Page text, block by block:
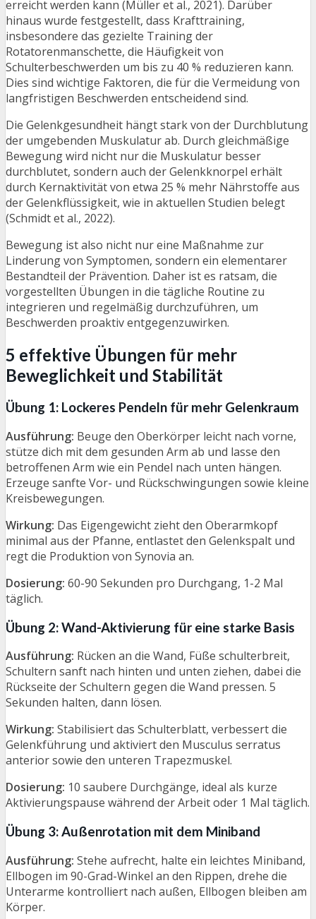
erreicht werden kann (Müller et al., 2021). Darüber
hinaus wurde festgestellt, dass Krafttraining,
insbesondere das gezielte Training der
Rotatorenmanschette, die Häufigkeit von
Schulterbeschwerden um bis zu 40 % reduzieren kann.
Dies sind wichtige Faktoren, die für die Vermeidung von
langfristigen Beschwerden entscheidend sind.
Die Gelenkgesundheit hängt stark von der Durchblutung
der umgebenden Muskulatur ab. Durch gleichmäßige
Bewegung wird nicht nur die Muskulatur besser
durchblutet, sondern auch der Gelenkknorpel erhält
durch Kernaktivität von etwa 25 % mehr Nährstoffe aus
der Gelenkflüssigkeit, wie in aktuellen Studien belegt
(Schmidt et al., 2022).
Bewegung ist also nicht nur eine Maßnahme zur
Linderung von Symptomen, sondern ein elementarer
Bestandteil der Prävention. Daher ist es ratsam, die
vorgestellten Übungen in die tägliche Routine zu
integrieren und regelmäßig durchzuführen, um
Beschwerden proaktiv entgegenzuwirken.
5 effektive Übungen für mehr
Beweglichkeit und Stabilität
Übung 1: Lockeres Pendeln für mehr Gelenkraum
Ausführung: Beuge den Oberkörper leicht nach vorne,
stütze dich mit dem gesunden Arm ab und lasse den
betroffenen Arm wie ein Pendel nach unten hängen.
Erzeuge sanfte Vor- und Rückschwingungen sowie kleine
Kreisbewegungen.
Wirkung: Das Eigengewicht zieht den Oberarmkopf
minimal aus der Pfanne, entlastet den Gelenkspalt und
regt die Produktion von Synovia an.
Dosierung: 60-90 Sekunden pro Durchgang, 1-2 Mal
täglich.
Übung 2: Wand-Aktivierung für eine starke Basis
Ausführung: Rücken an die Wand, Füße schulterbreit,
Schultern sanft nach hinten und unten ziehen, dabei die
Rückseite der Schultern gegen die Wand pressen. 5
Sekunden halten, dann lösen.
Wirkung: Stabilisiert das Schulterblatt, verbessert die
Gelenkführung und aktiviert den Musculus serratus
anterior sowie den unteren Trapezmuskel.
Dosierung: 10 saubere Durchgänge, ideal als kurze
Aktivierungspause während der Arbeit oder 1 Mal täglich.
Übung 3: Außenrotation mit dem Miniband
Ausführung: Stehe aufrecht, halte ein leichtes Miniband,
Ellbogen im 90-Grad-Winkel an den Rippen, drehe die
Unterarme kontrolliert nach außen, Ellbogen bleiben am
Körper.